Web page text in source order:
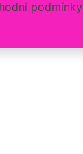
podmínky